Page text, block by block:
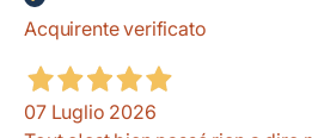
Acquirente verificato
07 Luglio 2026